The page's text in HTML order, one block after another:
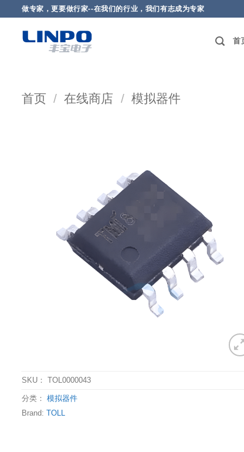
做专家，更要做行家--在我们的行业，我们有志成为专家
首
首页 / 在线商店 / 模拟器件
SKU： TOL0000043
分类： 模拟器件
Brand: TOLL